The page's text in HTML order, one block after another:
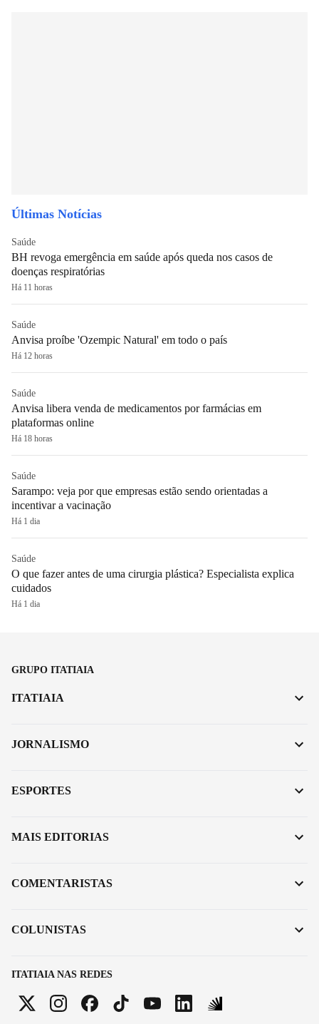
Últimas Notícias
Saúde
BH revoga emergência em saúde após queda nos casos de
doenças respiratórias
Há 11 horas
Saúde
Anvisa proíbe 'Ozempic Natural' em todo o país
Há 12 horas
Saúde
Anvisa libera venda de medicamentos por farmácias em
plataformas online
Há 18 horas
Saúde
Sarampo: veja por que empresas estão sendo orientadas a
incentivar a vacinação
Há 1 dia
Saúde
O que fazer antes de uma cirurgia plástica? Especialista explica
cuidados
Há 1 dia
GRUPO ITATIAIA
ITATIAIA NAS REDES
ITATIAIA
JORNALISMO
ESPORTES
MAIS EDITORIAS
COMENTARISTAS
COLUNISTAS